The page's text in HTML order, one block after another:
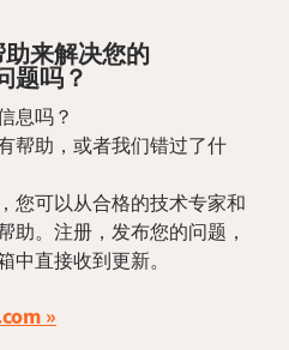
来解决您的
题吗？
息吗？
帮助，或者我们错过了什
您可以从合格的技术专家和
助。注册，发布您的问题，
中直接收到更新。